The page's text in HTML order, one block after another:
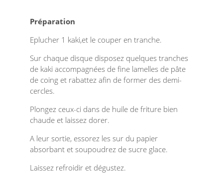
Préparation
Eplucher 1 kaki,et le couper en tranche.
Sur chaque disque disposez quelques tranches
de kaki accompagnées de fine lamelles de pâte
de coing et rabattez afin de former des demi-
cercles.
Plongez ceux-ci dans de huile de friture bien
chaude et laissez dorer.
A leur sortie, essorez les sur du papier
absorbant et soupoudrez de sucre glace.
Laissez refroidir et dégustez.